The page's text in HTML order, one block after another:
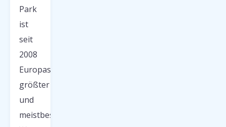
Park
ist
seit
2008
Europas
größter
und
meistbesuchter